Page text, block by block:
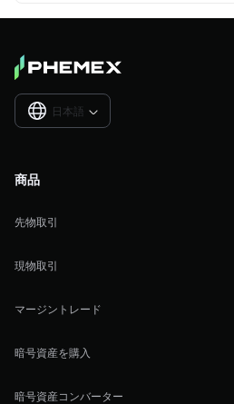
日本語 
商品
先物取引
現物取引
マージントレード
暗号資産を購入
暗号資産コンバーター